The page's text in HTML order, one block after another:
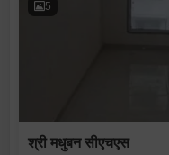
5
श्री मधुबन सीएचएस